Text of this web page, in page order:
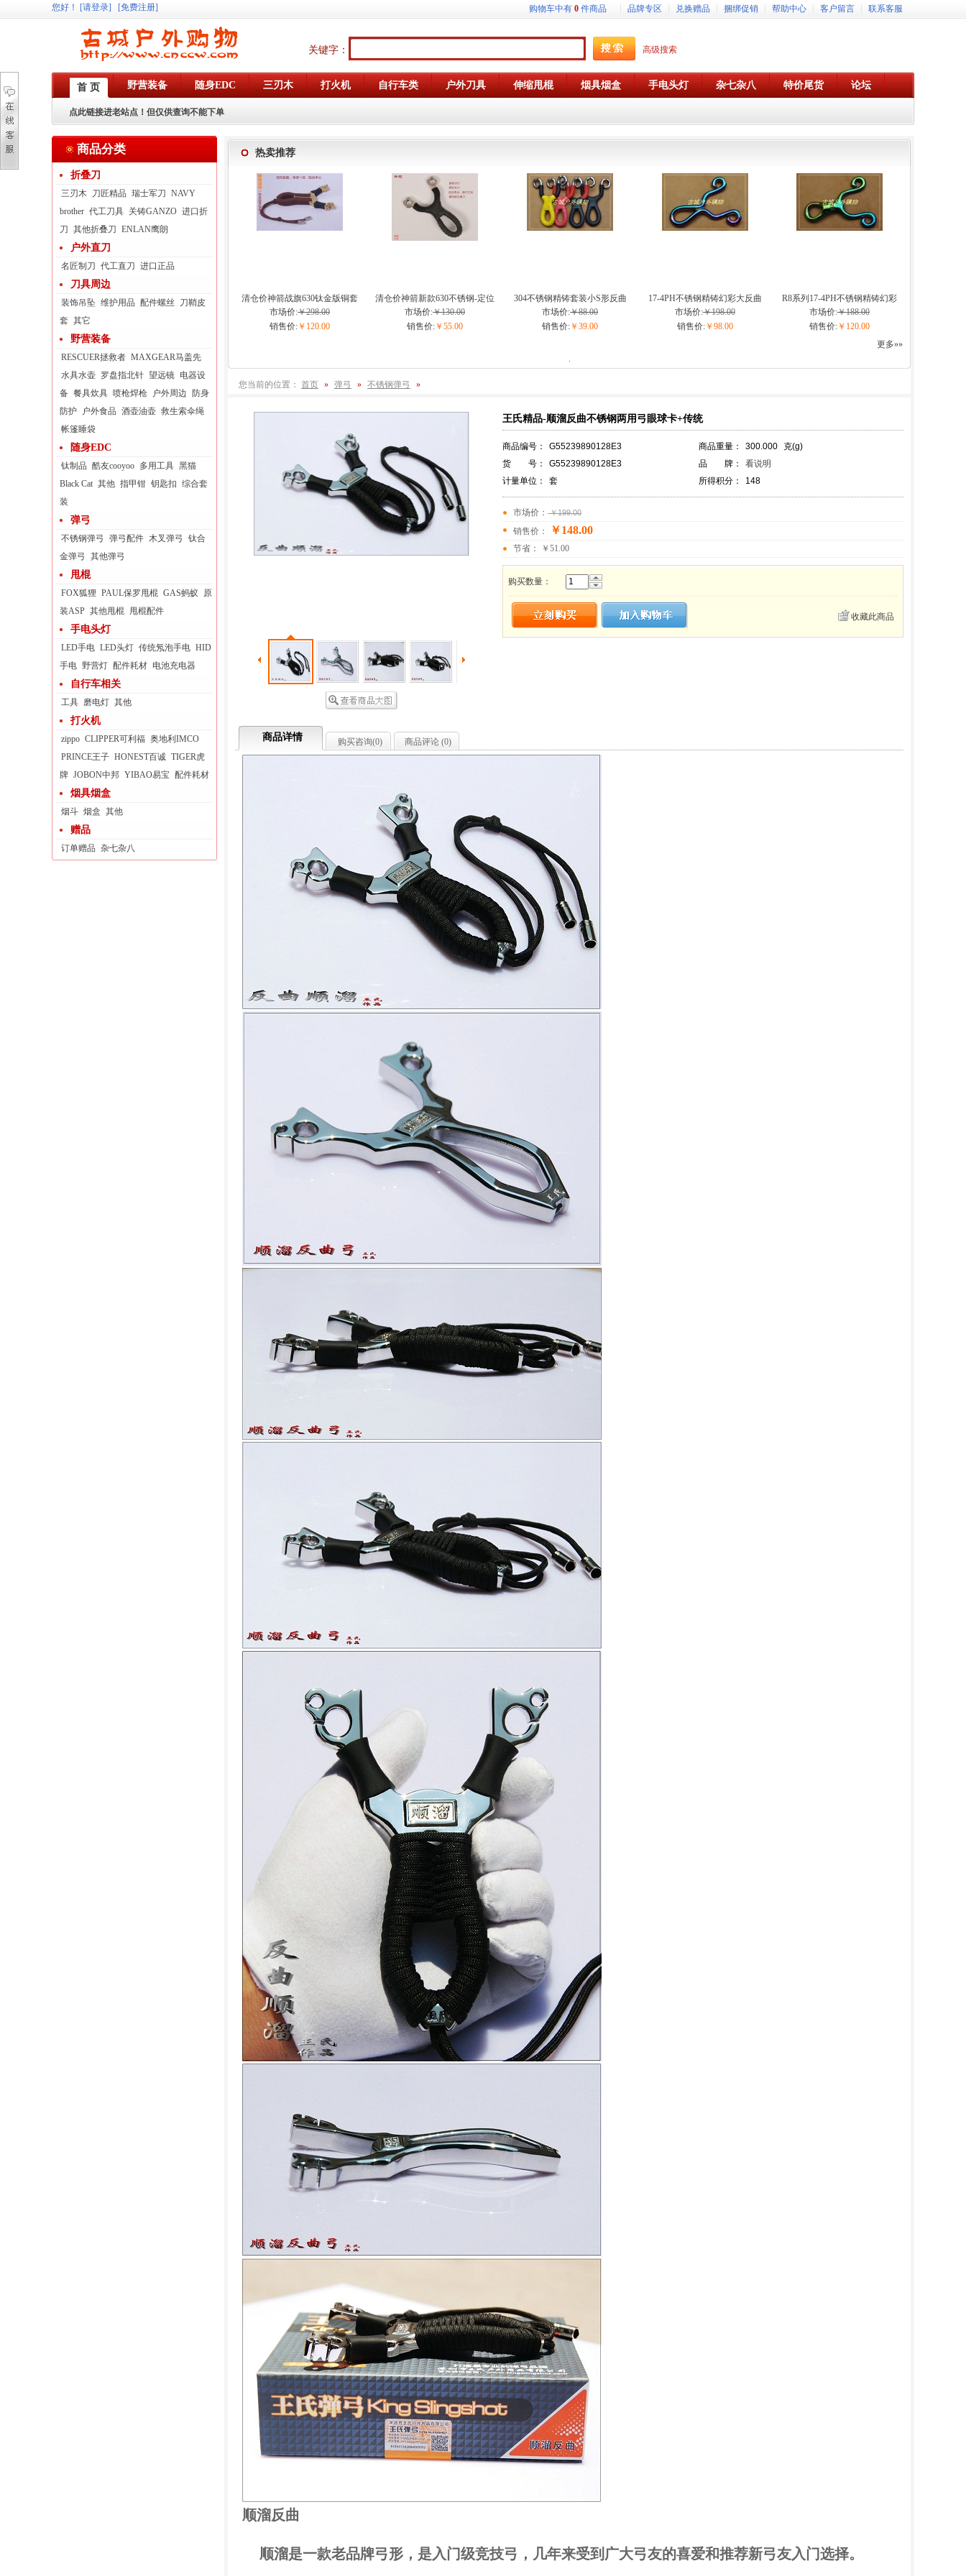
您好 ！ [请登录] [免费注册] 购物车中有 0 件商品 品牌专区 兑换赠品 捆绑促销 帮助中心 客户留言 联系客服
关键字： 高级搜索
首 页 野营装备 随身EDC 三刃木 打火机 自行车类 户外刀具 伸缩甩棍 烟具烟盒 手电头灯 杂七杂八 特价尾货 论坛
点此链接进老站点！但仅供查询不能下单
商品分类
折叠刀
三刃木 刀匠精品 瑞士军刀 NAVY
brother 代工刀具 关铸GANZO 进口折
刀 其他折叠刀 ENLAN鹰朗
户外直刀
名匠制刀 代工直刀 进口正品
刀具周边
装饰吊坠 维护用品 配件螺丝
刀鞘皮
套 其它
野营装备
RESCUER拯救者 MAXGEAR马盖先
水具水壶 罗盘指北针 望远镜 电器设
备 餐具炊具 喷枪焊枪 户外周边
防身
防护
户外食品 酒壶油壶 救生索伞绳
帐篷睡袋
随身EDC
钛制品 酷友cooyoo 多用工具 黑猫
Black Cat 其他 指甲钳 钥匙扣 综合套
装
弹弓
不锈钢弹弓 弹弓配件 木叉弹弓
钛合
金弹弓
其他弹弓
甩棍
FOX狐狸 PAUL保罗甩棍 GAS蚂蚁
原
装ASP 其他甩棍 甩棍配件
手电头灯
LED手电 LED头灯 传统氖泡手电 HID
手电 野营灯 配件耗材 电池充电器
自行车相关
工具 磨电灯 其他
打火机
zippo CLIPPER可利福 奥地利IMCO
PRINCE王子 HONEST百诚 TIGER虎
牌 JOBON中邦 YIBAO易宝 配件耗材
烟具烟盒
烟斗 烟盒 其他
赠品
订单赠品 杂七杂八
热卖推荐
清仓价神箭战旗630钛金版铜套
弓眼反曲球卡六股弹弓
市场价:￥298.00
销售价: ￥120.00
清仓价神箭新款630不锈钢-定位
槽玲珑弹弓
市场价:￥130.00
销售价: ￥55.00
304不锈钢精铸套装小S形反曲
弹弓
市场价:￥88.00
销售价: ￥39.00
17-4PH不锈钢精铸幻彩大反曲
弹弓
市场价:￥198.00
销售价:￥98.00
R8系列17-4PH不锈钢精铸幻彩
弹弓
市场价:￥188.00
销售价:￥120.00
更多»»
.
您当前的位置： 首页 » 弹弓 » 不锈钢弹弓 »
王氏精品-顺溜反曲不锈钢两用弓眼球卡+传统
商品编号： G55239890128E3 商品重量： 300.000 克(g)
货 号：
G55239890128E3 品 牌：
看说明
计量单位：
套 所得积分： 148
市场价： ￥199.00
销售价： ￥148.00
节省： ￥51.00
购买数量：
收藏此商品
商品详情 购买咨询(0) 商品评论 (0)
顺溜反曲
顺溜是一款老品牌弓形，是入门级竞技弓，几年来受到广大弓友的喜爱和推荐新弓友入门选择。